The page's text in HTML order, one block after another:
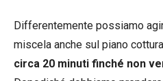
Differentemente possiamo
miscela anche sul piano
circa 20 minuti finché non